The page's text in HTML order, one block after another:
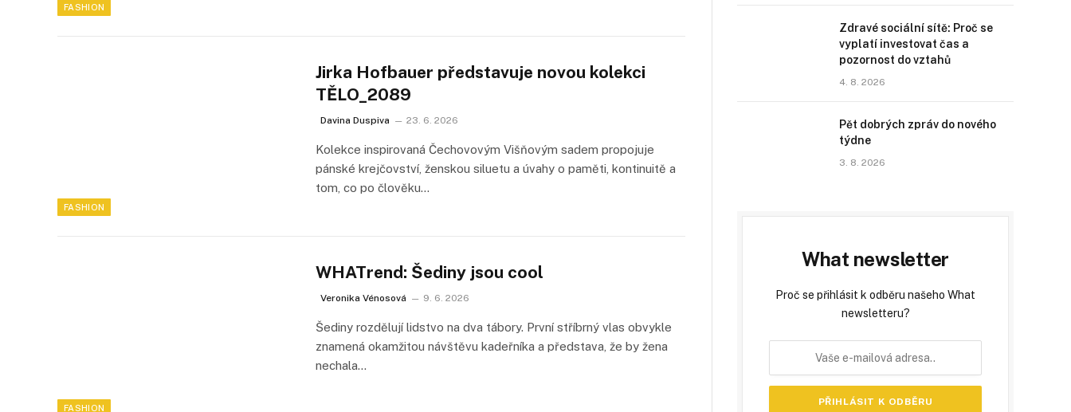
FASHION
FASHION
Jirka Hofbauer představuje novou kolekci
TĚLO_2089
Davina Duspiva 23. 6. 2026
Kolekce inspirovaná Čechovovým Višňovým sadem propojuje
pánské krejčovství, ženskou siluetu a úvahy o paměti, kontinuitě a
tom, co po člověku…
FASHION
WHATrend: Šediny jsou cool
Veronika Vénosová 9. 6. 2026
Šediny rozdělují lidstvo na dva tábory. První stříbrný vlas obvykle
znamená okamžitou návštěvu kadeřníka a představa, že by žena
nechala…
Zdravé sociální sítě: Proč se
vyplatí investovat čas a
pozornost do vztahů
4. 8. 2026
Pět dobrých zpráv do nového
týdne
3. 8. 2026
What newsletter
Proč se přihlásit k odběru našeho What
newsletteru?